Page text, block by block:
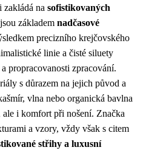
zakládá na sofistikovaných
základem nadčasové
precizního krejčovského
linie a čisté siluety
propracovanosti zpracování.
s důrazem na jejich původ a
vlna nebo organická bavlna
i komfort při nošení. Značka
a vzory, vždy však s citem
střihy a luxusní